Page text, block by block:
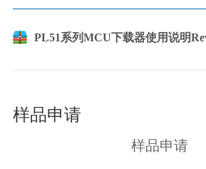
PL51系列MCU下载器使用说明
样品申请
样品申请